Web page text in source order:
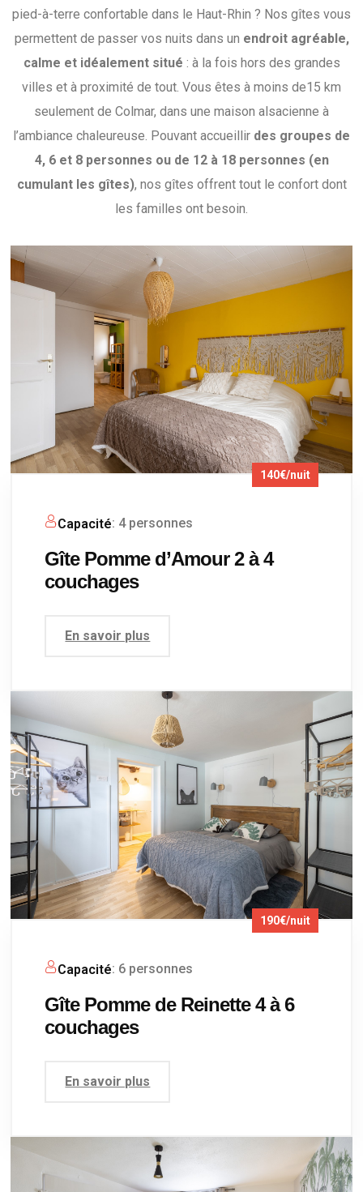
pied-à-terre confortable dans le Haut-Rhin ? Nos gîtes vous
permettent de passer vos nuits dans un endroit agréable,
calme et idéalement situé : à la fois hors des grandes
villes et à proximité de tout. Vous êtes à moins de15 km
seulement de Colmar, dans une maison alsacienne à
l’ambiance chaleureuse. Pouvant accueillir des groupes de
4, 6 et 8 personnes ou de 12 à 18 personnes (en
cumulant les gîtes), nos gîtes offrent tout le confort dont
les familles ont besoin.
140€/nuit
Capacité: 4 personnes
Gîte Pomme d’Amour 2 à 4
couchages
En savoir plus
190€/nuit
Capacité: 6 personnes
Gîte Pomme de Reinette 4 à 6
couchages
En savoir plus